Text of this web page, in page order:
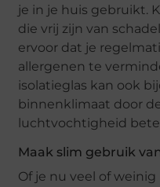
je in je huis gebruikt.
die vrij zijn van
ervoor dat je
allergenen te
isolatieglas kan ook
binnenklimaat door
luchtvochtigheid
Maak slim gebruik
Of je nu veel of